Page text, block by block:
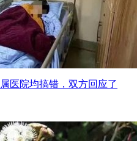
医院均搞错，双方回应了